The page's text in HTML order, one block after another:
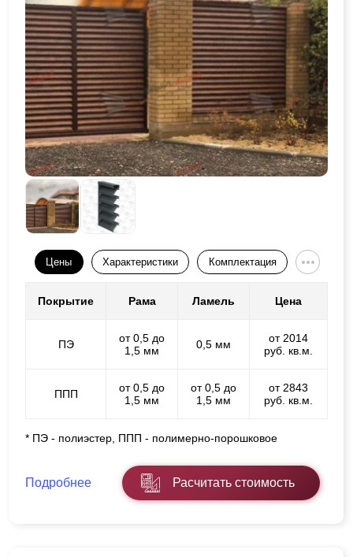
Цены Характеристики Комплектация
Покрытие Рама Ламель Цена
ПЭ
от 0,5 до
1,5 мм
0,5 мм
от 2014
руб. кв.м.
ППП
от 0,5 до
1,5 мм
от 0,5 до
1,5 мм
от 2843
руб. кв.м.
* ПЭ - полиэстер, ППП - полимерно-порошковое
Подробнее Расчитать стоимость